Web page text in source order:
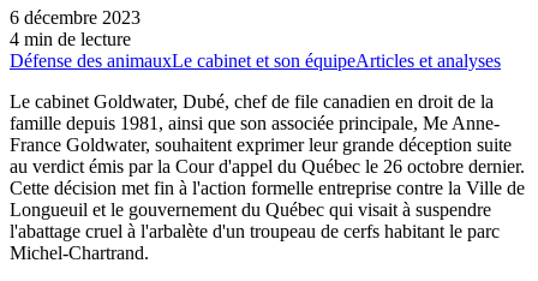
6 décembre 2023
4 min de lecture
Défense des animauxLe cabinet et son équipeArticles et analyses
Le cabinet Goldwater, Dubé, chef de file canadien en droit de la
famille depuis 1981, ainsi que son associée principale, Me Anne-
France Goldwater, souhaitent exprimer leur grande déception suite
au verdict émis par la Cour d'appel du Québec le 26 octobre dernier.
Cette décision met fin à l'action formelle entreprise contre la Ville de
Longueuil et le gouvernement du Québec qui visait à suspendre
l'abattage cruel à l'arbalète d'un troupeau de cerfs habitant le parc
Michel-Chartrand.